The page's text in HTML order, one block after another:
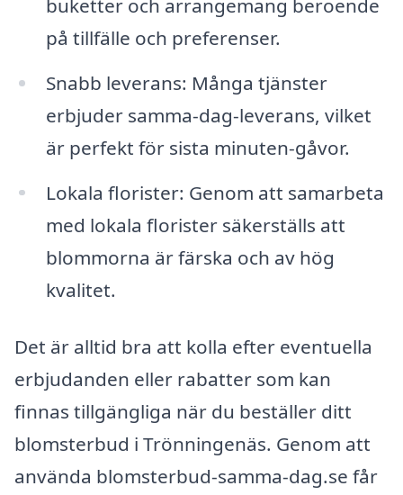
buketter och arrangemang beroende
på tillfälle och preferenser.
Snabb leverans: Många tjänster
erbjuder samma-dag-leverans, vilket
är perfekt för sista minuten-gåvor.
Lokala florister: Genom att samarbeta
med lokala florister säkerställs att
blommorna är färska och av hög
kvalitet.
Det är alltid bra att kolla efter eventuella
erbjudanden eller rabatter som kan
finnas tillgängliga när du beställer ditt
blomsterbud i Trönningenäs. Genom att
använda blomsterbud-samma-dag.se får